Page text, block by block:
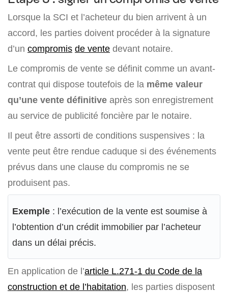
Lorsque la SCI et l’acheteur du bien arrivent à un
accord, les parties doivent procéder à la signature
d’un compromis de vente devant notaire.
Le compromis de vente se définit comme un avant-
contrat qui dispose toutefois de la même valeur
qu’une vente définitive après son enregistrement
au service de publicité foncière par le notaire.
Il peut être assorti de conditions suspensives : la
vente peut être rendue caduque si des événements
prévus dans une clause du compromis ne se
produisent pas.
Exemple : l’exécution de la vente est soumise à
l’obtention d’un crédit immobilier par l’acheteur
dans un délai précis.
En application de l’article L.271-1 du Code de la
construction et de l’habitation, les parties disposent